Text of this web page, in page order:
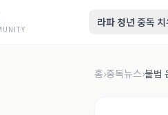
라파 청년 중독
홈›중독뉴스›불법